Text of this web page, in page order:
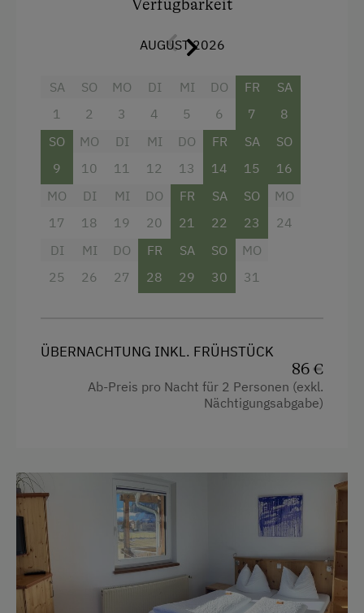
Aussicht auf eine Berglandschaft
Dusche
Handtücher
Haupthaus
Verfügbarkeit
AUGUST 2026
SA
1
SO
2
MO
3
DI
4
MI
5
DO
6
FR
7
SA
8
SO
9
MO
10
DI
11
MI
12
DO
13
FR
14
SA
15
SO
16
MO
17
DI
18
MI
19
DO
20
FR
21
SA
22
SO
23
MO
24
DI
25
MI
26
DO
27
FR
28
SA
29
SO
30
MO
31
ÜBERNACHTUNG INKL. FRÜHSTÜCK
86 €
Ab-Preis pro Nacht für 2 Personen (exkl.
Nächtigungsabgabe)